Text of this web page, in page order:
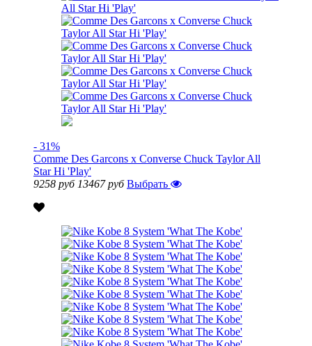
- 31%
Comme Des Garcons x Converse Chuck Taylor All
Star Hi 'Play'
9258 руб 13467 руб Выбрать